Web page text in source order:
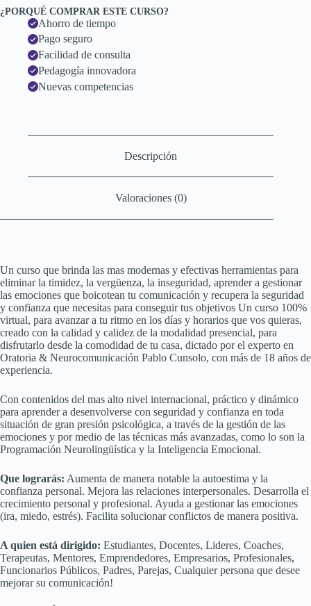
¿PORQUÉ COMPRAR ESTE CURSO?
Ahorro de tiempo
Pago seguro
Facilidad de consulta
Pedagogía innovadora
Nuevas competencias
Descripción
Valoraciones (0)
Un curso que brinda las mas modernas y efectivas herramientas para
eliminar la timidez, la vergüenza, la inseguridad, aprender a gestionar
las emociones que boicotean tu comunicación y recupera la seguridad
y confianza que necesitas para conseguir tus objetivos Un curso 100%
virtual, para avanzar a tu ritmo en los días y horarios que vos quieras,
creado con la calidad y calidez de la modalidad presencial, para
disfrutarlo desde la comodidad de tu casa, dictado por el experto en
Oratoria & Neurocomunicación Pablo Cunsolo, con más de 18 años de
experiencia.
Con contenidos del mas alto nivel internacional, práctico y dinámico
para aprender a desenvolverse con seguridad y confianza en toda
situación de gran presión psicológica, a través de la gestión de las
emociones y por medio de las técnicas más avanzadas, como lo son la
Programación Neurolingüística y la Inteligencia Emocional.
Que lograrás: Aumenta de manera notable la autoestima y la
confianza personal. Mejora las relaciones interpersonales. Desarrolla el
crecimiento personal y profesional. Ayuda a gestionar las emociones
(ira, miedo, estrés). Facilita solucionar conflictos de manera positiva.
A quien está dirigido: Estudiantes, Docentes, Lideres, Coaches,
Terapeutas, Mentores, Emprendedores, Empresarios, Profesionales,
Funcionarios Públicos, Padres, Parejas, Cualquier persona que desee
mejorar su comunicación!